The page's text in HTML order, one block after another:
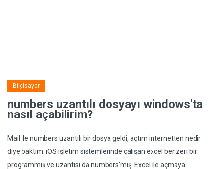
Bilgisayar
numbers uzantılı dosyayı windows'ta
nasıl açabilirim?
Mail ile numbers uzantılı bir dosya geldi, açtım internetten nedir
diye baktım. iOS işletim sistemlerinde çalışan excel benzeri bir
programmış ve uzantısı da numbers'mış. Excel ile açmaya